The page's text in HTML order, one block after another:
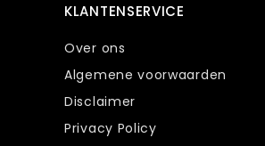
KLANTENSERVICE
Over ons
Algemene voorwaarden
Disclaimer
Privacy Policy